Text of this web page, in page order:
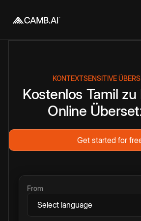
KONTEXTSENSITIVE
Kostenlos Tamil zu
Online
Get started for
From